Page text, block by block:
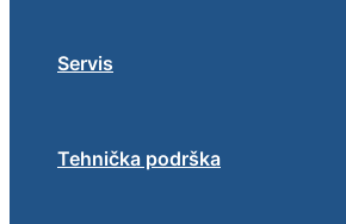
Servis
Tehnička podrška